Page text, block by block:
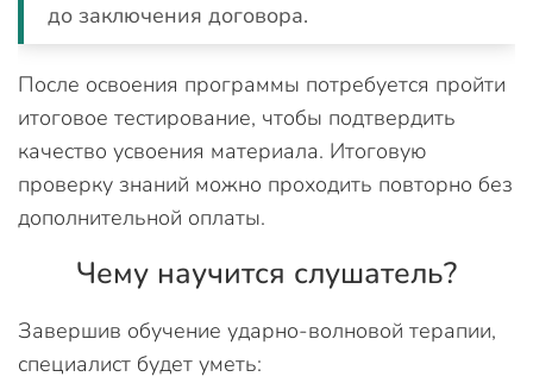
до заключения договора.
После освоения программы потребуется пройти
итоговое тестирование, чтобы подтвердить
качество усвоения материала. Итоговую
проверку знаний можно проходить повторно без
дополнительной оплаты.
Чему научится слушатель?
Завершив обучение ударно-волновой терапии,
специалист будет уметь: